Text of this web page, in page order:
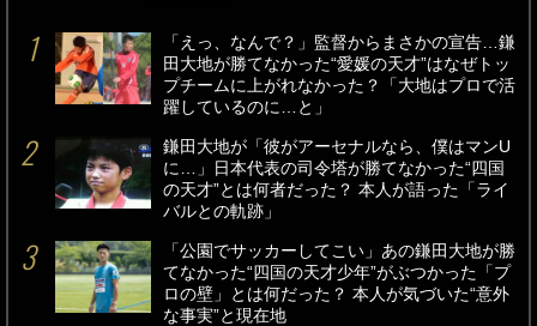
「えっ、なんで？」監督からまさかの宣告…鎌
田大地が勝てなかった“愛媛の天才”はなぜトッ
プチームに上がれなかった？「大地はプロで活
躍しているのに…と」
鎌田大地が「彼がアーセナルなら、僕はマンU
に…」日本代表の司令塔が勝てなかった“四国
の天才”とは何者だった？ 本人が語った「ライ
バルとの軌跡」
「公園でサッカーしてこい」あの鎌田大地が勝
てなかった“四国の天才少年”がぶつかった「プ
ロの壁」とは何だった？ 本人が気づいた“意外
な事実”と現在地